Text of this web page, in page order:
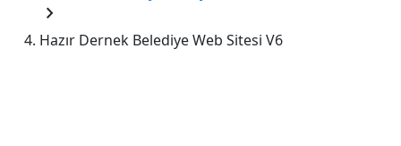
chevron_right
Hazır Dernek Belediye Web Sitesi V6